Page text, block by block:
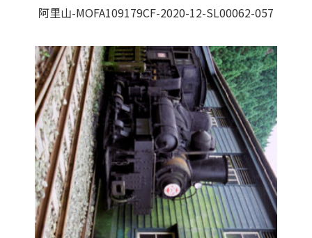
阿里山-MOFA109179CF-2020-12-SL00062-057